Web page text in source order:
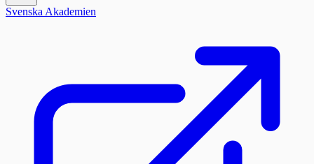
Svenska Akademien